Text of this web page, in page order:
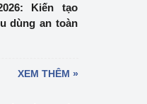
Kiến tạo
dùng an toàn
XEM THÊM »